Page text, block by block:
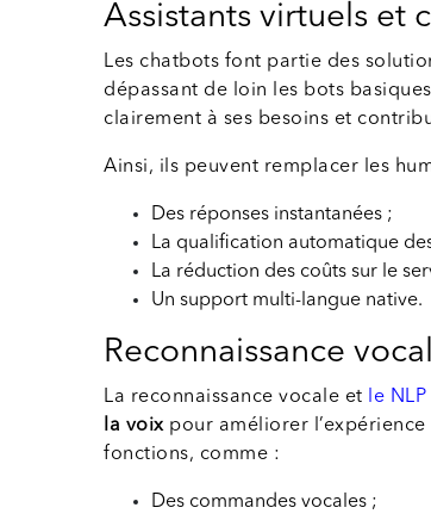
Assistants virtuels et
Les chatbots font partie des
dépassant de loin les bots
clairement à ses besoins et
Ainsi, ils peuvent remplacer les
Des réponses instantanées ;
La qualification automatique
La réduction des coûts sur le
Un support multi-langue native.
Reconnaissance
La reconnaissance vocale et le NLP
la voix pour améliorer
fonctions, comme :
Des commandes vocales ;